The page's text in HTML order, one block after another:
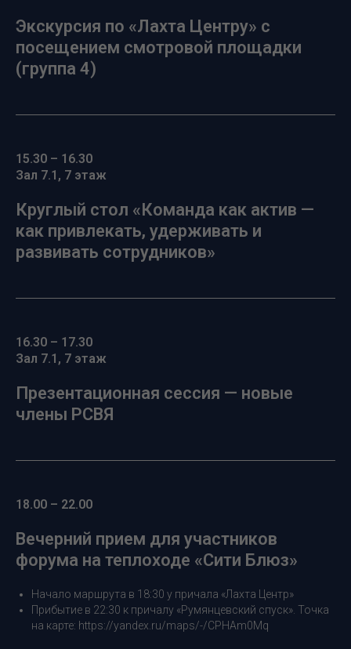
Экскурсия по «Лахта Центру» с
посещением смотровой площадки
(группа 4)
15.30 – 16.30
Зал 7.1, 7 этаж
Круглый стол «Команда как актив —
как привлекать, удерживать и
развивать сотрудников»
16.30 – 17.30
Зал 7.1, 7 этаж
Презентационная сессия — новые
члены РСВЯ
18.00 – 22.00
Вечерний прием для участников
форума на теплоходе «Сити Блюз»
Начало маршрута в 18:30 у причала «Лахта Центр»
Прибытие в 22:30 к причалу «Румянцевский спуск». Точка
на карте: https://yandex.ru/maps/-/CPHAm0Mq